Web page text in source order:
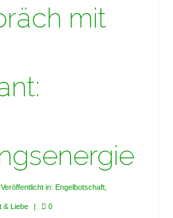
mit
Veröffentlicht in: Engelbotschaft
& Liebe | 0